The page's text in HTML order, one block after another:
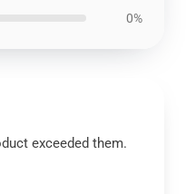
0%
exceeded them.